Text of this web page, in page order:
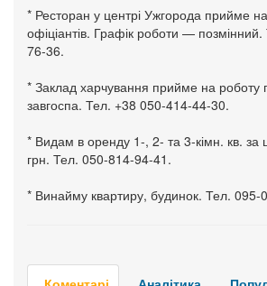
* Ресторан у центрі Ужгорода прийме
офіціантів. Графік роботи —
76-36.
* Заклад харчування прийме на роботу
завгоспа. Тел. +38 050-414-44-30.
* Видам в оренду 1-, 2- та 3-кімн. кв. за
грн. Тел. 050-814-94-41.
* Винайму квартиру, будинок. Тел. 095-